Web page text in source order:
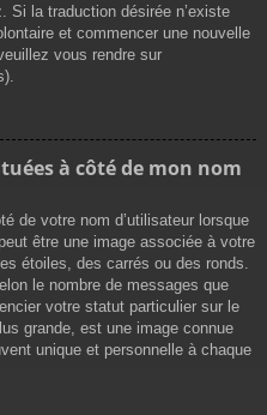
Si la traduction désirée n’existe
et commencer une nouvelle
vous rendre sur
à côté de mon nom
de votre nom d’utilisateur lorsque
être une image associée à votre
étoiles, des carrés ou des ronds.
le nombre de messages que
votre statut particulier sur le
grande, est une image connue
unique et personnelle à chaque